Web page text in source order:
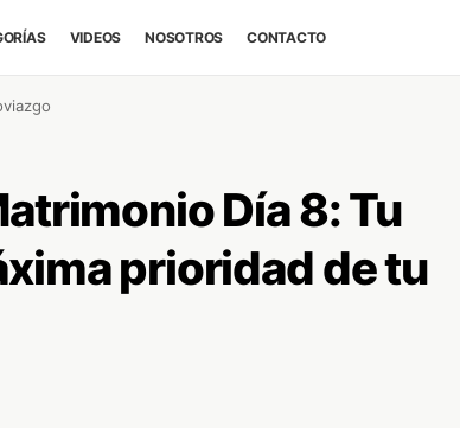
VIDEOS NOSOTROS CONTACTO
Día 8: Tu
prioridad de tu